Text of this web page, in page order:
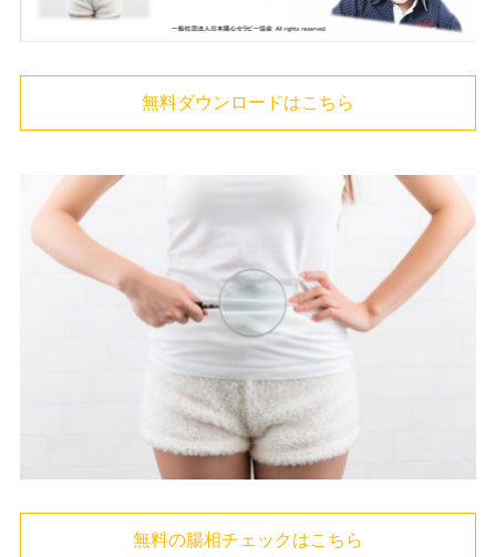
無料ダウンロードはこちら
無料の腸相チェックはこちら